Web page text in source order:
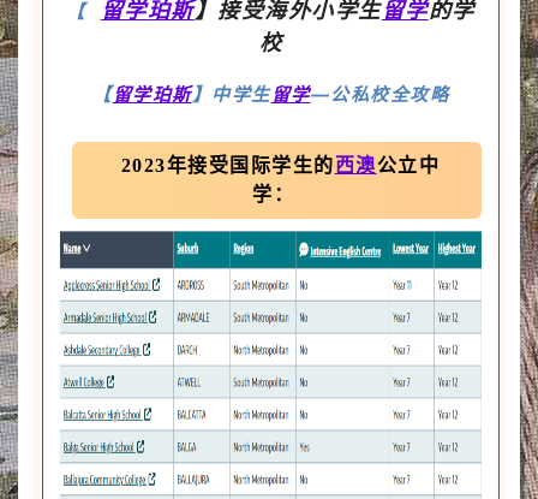
【 留学珀斯】接受海外小学生留学的学
校
【留学珀斯】中学生留学—公私校全攻略
2023年接受国际学生的西澳公立中
学：